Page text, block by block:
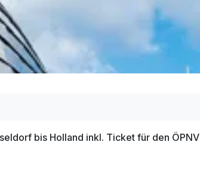
bis Holland inkl. Ticket für den ÖPNV